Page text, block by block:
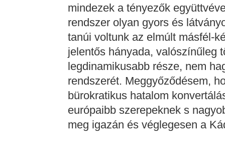
mindezek a tényezők
rendszer olyan gyors és
tanúi voltunk az elmúlt másfél-
jelentős hányada, valószínűleg
legdinamikusabb része, nem
rendszerét. Meggyőződésem,
bürokratikus hatalom
európaibb szerepeknek s
meg igazán és véglegesen a